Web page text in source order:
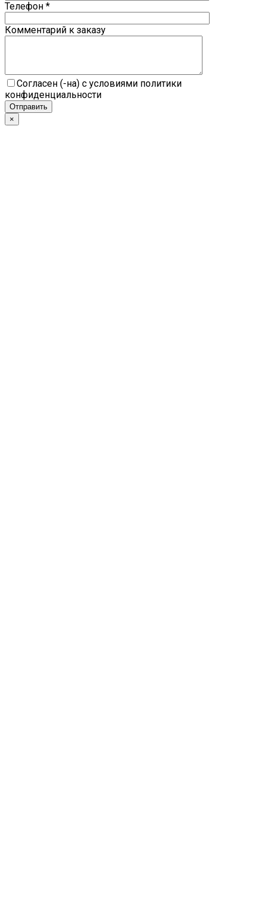
Телефон *
Комментарий к заказу
Согласен (-на) с условиями политики
конфиденциальности
×